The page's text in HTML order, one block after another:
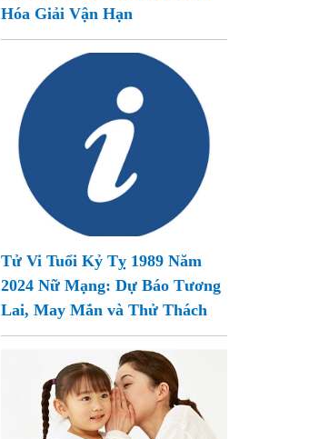
Hóa Giải Vận Hạn
Tử Vi Tuổi Kỷ Tỵ 1989 Năm
2024 Nữ Mạng: Dự Báo Tương
Lai, May Mắn và Thử Thách